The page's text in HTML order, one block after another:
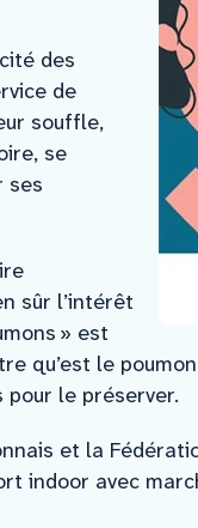
des
de
souffle,
se
ses
sûr l’intérêt
» est
qu’est le
le préserver.
et la
indoor avec